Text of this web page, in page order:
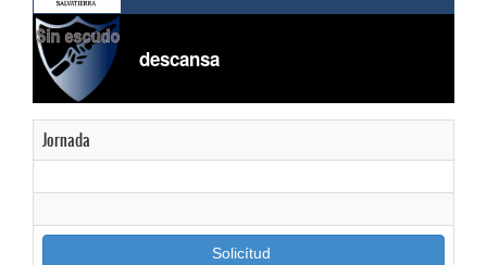
descansa
Jornada
Solicítud